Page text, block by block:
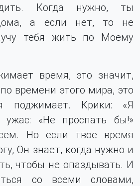
Когда нужно, ты
а если нет, то не
тебя жить по Моему
время, это значит,
времени этого мира, это
поджимает. Крики: «Я
ужас: «Не проспать бы!»
Но если твое время
Он знает, когда нужно и
чтобы не опаздывать. И
со всеми словами,